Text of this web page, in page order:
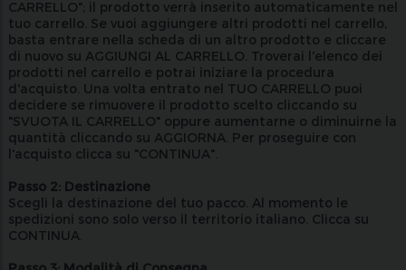
CARRELLO"; il prodotto verrà inserito automaticamente nel
tuo carrello. Se vuoi aggiungere altri prodotti nel carrello,
basta entrare nella scheda di un altro prodotto e cliccare
di nuovo su AGGIUNGI AL CARRELLO. Troverai l'elenco dei
prodotti nel carrello e potrai iniziare la procedura
d'acquisto. Una volta entrato nel TUO CARRELLO puoi
decidere se rimuovere il prodotto scelto cliccando su
"SVUOTA IL CARRELLO" oppure aumentarne o diminuirne la
quantità cliccando su AGGIORNA. Per proseguire con
l'acquisto clicca su "CONTINUA".
Passo 2: Destinazione
Scegli la destinazione del tuo pacco. Al momento le
spedizioni sono solo verso il territorio italiano. Clicca su
CONTINUA.